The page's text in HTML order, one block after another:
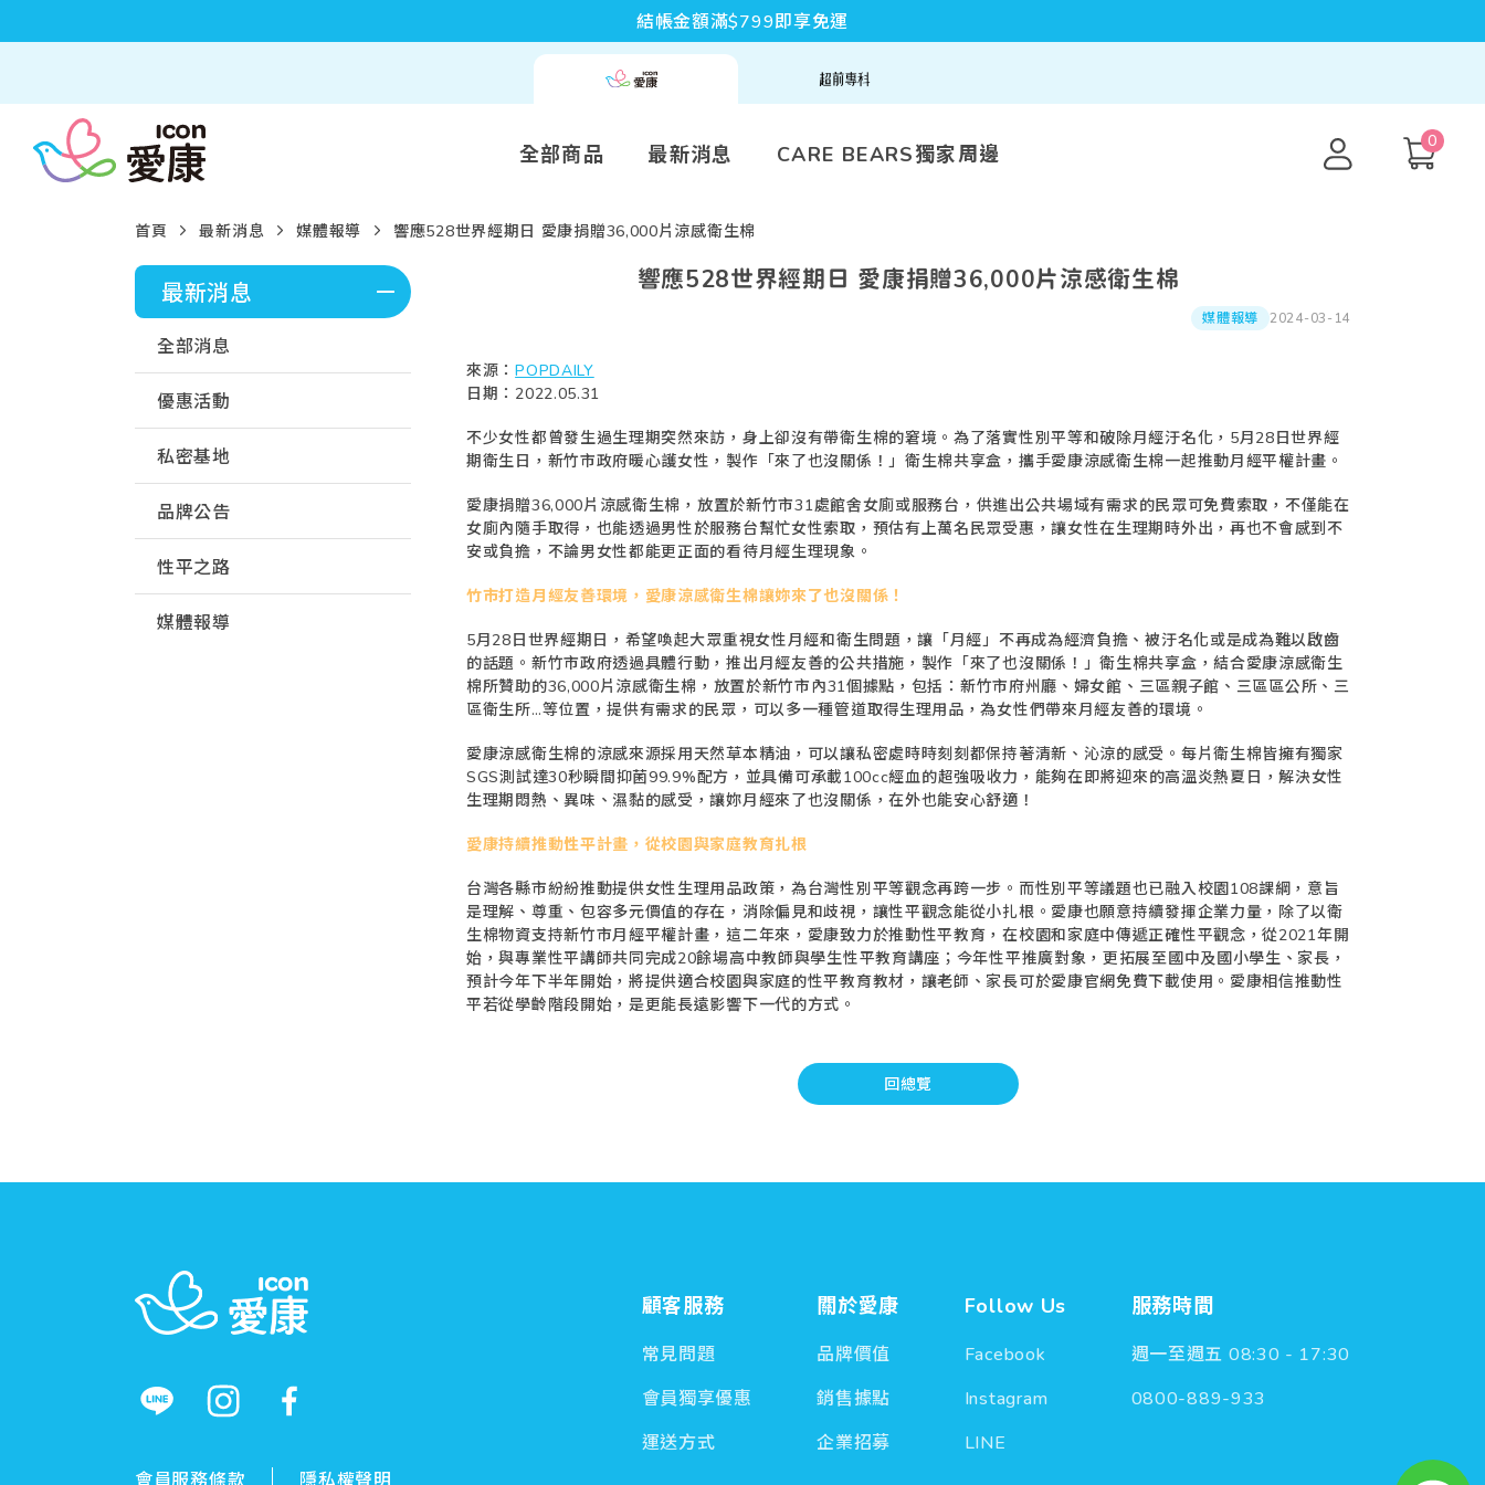
結帳金額滿$799即享免運
全部商品 最新消息 CARE BEARS獨家周邊 0
首頁 最新消息 媒體報導 響應528世界經期日 愛康捐贈36,000片涼感衛生棉
最新消息
全部消息
優惠活動
私密基地
品牌公告
性平之路
媒體報導
響應528世界經期日 愛康捐贈36,000片涼感衛生棉
媒體報導 2024-03-14
來源：POPDAILY
日期：2022.05.31
不少女性都曾發生過生理期突然來訪，身上卻沒有帶衛生棉的窘境。為了落實性別平等和破除月經汙名化，5月28日世界經
期衛生日，新竹市政府暖心護女性，製作「來了也沒關係！」衛生棉共享盒，攜手愛康涼感衛生棉一起推動月經平權計畫。
愛康捐贈36,000片涼感衛生棉，放置於新竹市31處館舍女廁或服務台，供進出公共場域有需求的民眾可免費索取，不僅能在
女廁內隨手取得，也能透過男性於服務台幫忙女性索取，預估有上萬名民眾受惠，讓女性在生理期時外出，再也不會感到不
安或負擔，不論男女性都能更正面的看待月經生理現象。
竹市打造月經友善環境，愛康涼感衛生棉讓妳來了也沒關係！
5月28日世界經期日，希望喚起大眾重視女性月經和衛生問題，讓「月經」不再成為經濟負擔、被汙名化或是成為難以啟齒
的話題。新竹市政府透過具體行動，推出月經友善的公共措施，製作「來了也沒關係！」衛生棉共享盒，結合愛康涼感衛生
棉所贊助的36,000片涼感衛生棉，放置於新竹市內31個據點，包括：新竹市府州廳、婦女館、三區親子館、三區區公所、三
區衛生所…等位置，提供有需求的民眾，可以多一種管道取得生理用品，為女性們帶來月經友善的環境。
愛康涼感衛生棉的涼感來源採用天然草本精油，可以讓私密處時時刻刻都保持著清新、沁涼的感受。每片衛生棉皆擁有獨家
SGS測試達30秒瞬間抑菌99.9%配方，並具備可承載100cc經血的超強吸收力，能夠在即將迎來的高溫炎熱夏日，解決女性
生理期悶熱、異味、濕黏的感受，讓妳月經來了也沒關係，在外也能安心舒適！
愛康持續推動性平計畫，從校園與家庭教育扎根
台灣各縣市紛紛推動提供女性生理用品政策，為台灣性別平等觀念再跨一步。而性別平等議題也已融入校園108課綱，意旨
是理解、尊重、包容多元價值的存在，消除偏見和歧視，讓性平觀念能從小扎根。愛康也願意持續發揮企業力量，除了以衛
生棉物資支持新竹市月經平權計畫，這二年來，愛康致力於推動性平教育，在校園和家庭中傳遞正確性平觀念，從2021年開
始，與專業性平講師共同完成20餘場高中教師與學生性平教育講座；今年性平推廣對象，更拓展至國中及國小學生、家長，
預計今年下半年開始，將提供適合校園與家庭的性平教育教材，讓老師、家長可於愛康官網免費下載使用。愛康相信推動性
平若從學齡階段開始，是更能長遠影響下一代的方式。
回總覽
會員服務條款 隱私權聲明
顧客服務
常見問題
會員獨享優惠
運送方式
關於愛康
品牌價值
銷售據點
企業招募
Follow Us
Facebook
Instagram
LINE
服務時間
週一至週五 08:30 - 17:30
0800-889-933